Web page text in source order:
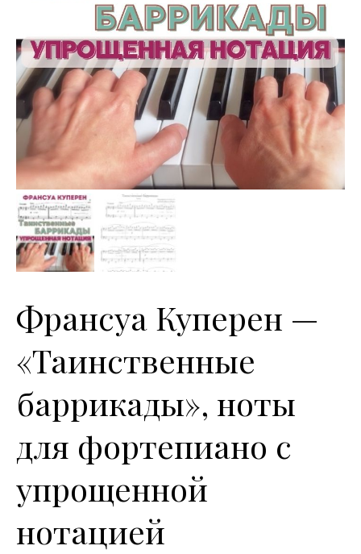
Франсуа Куперен —
«Таинственные
баррикады», ноты
для фортепиано с
упрощенной
нотацией